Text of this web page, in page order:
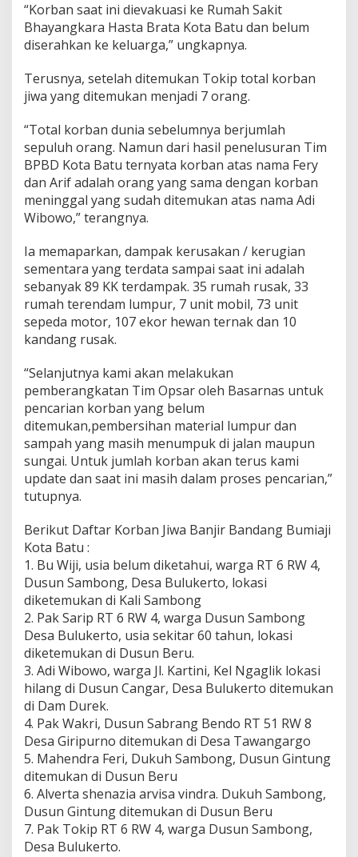
“Korban saat ini dievakuasi ke Rumah Sakit
Bhayangkara Hasta Brata Kota Batu dan belum
diserahkan ke keluarga,” ungkapnya.
Terusnya, setelah ditemukan Tokip total korban
jiwa yang ditemukan menjadi 7 orang.
“Total korban dunia sebelumnya berjumlah
sepuluh orang. Namun dari hasil penelusuran Tim
BPBD Kota Batu ternyata korban atas nama Fery
dan Arif adalah orang yang sama dengan korban
meninggal yang sudah ditemukan atas nama Adi
Wibowo,” terangnya.
Ia memaparkan, dampak kerusakan / kerugian
sementara yang terdata sampai saat ini adalah
sebanyak 89 KK terdampak. 35 rumah rusak, 33
rumah terendam lumpur, 7 unit mobil, 73 unit
sepeda motor, 107 ekor hewan ternak dan 10
kandang rusak.
“Selanjutnya kami akan melakukan
pemberangkatan Tim Opsar oleh Basarnas untuk
pencarian korban yang belum
ditemukan,pembersihan material lumpur dan
sampah yang masih menumpuk di jalan maupun
sungai. Untuk jumlah korban akan terus kami
update dan saat ini masih dalam proses pencarian,”
tutupnya.
Berikut Daftar Korban Jiwa Banjir Bandang Bumiaji
Kota Batu :
1. Bu Wiji, usia belum diketahui, warga RT 6 RW 4,
Dusun Sambong, Desa Bulukerto, lokasi
diketemukan di Kali Sambong
2. Pak Sarip RT 6 RW 4, warga Dusun Sambong
Desa Bulukerto, usia sekitar 60 tahun, lokasi
diketemukan di Dusun Beru.
3. Adi Wibowo, warga Jl. Kartini, Kel Ngaglik lokasi
hilang di Dusun Cangar, Desa Bulukerto ditemukan
di Dam Durek.
4. Pak Wakri, Dusun Sabrang Bendo RT 51 RW 8
Desa Giripurno ditemukan di Desa Tawangargo
5. Mahendra Feri, Dukuh Sambong, Dusun Gintung
ditemukan di Dusun Beru
6. Alverta shenazia arvisa vindra. Dukuh Sambong,
Dusun Gintung ditemukan di Dusun Beru
7. Pak Tokip RT 6 RW 4, warga Dusun Sambong,
Desa Bulukerto.